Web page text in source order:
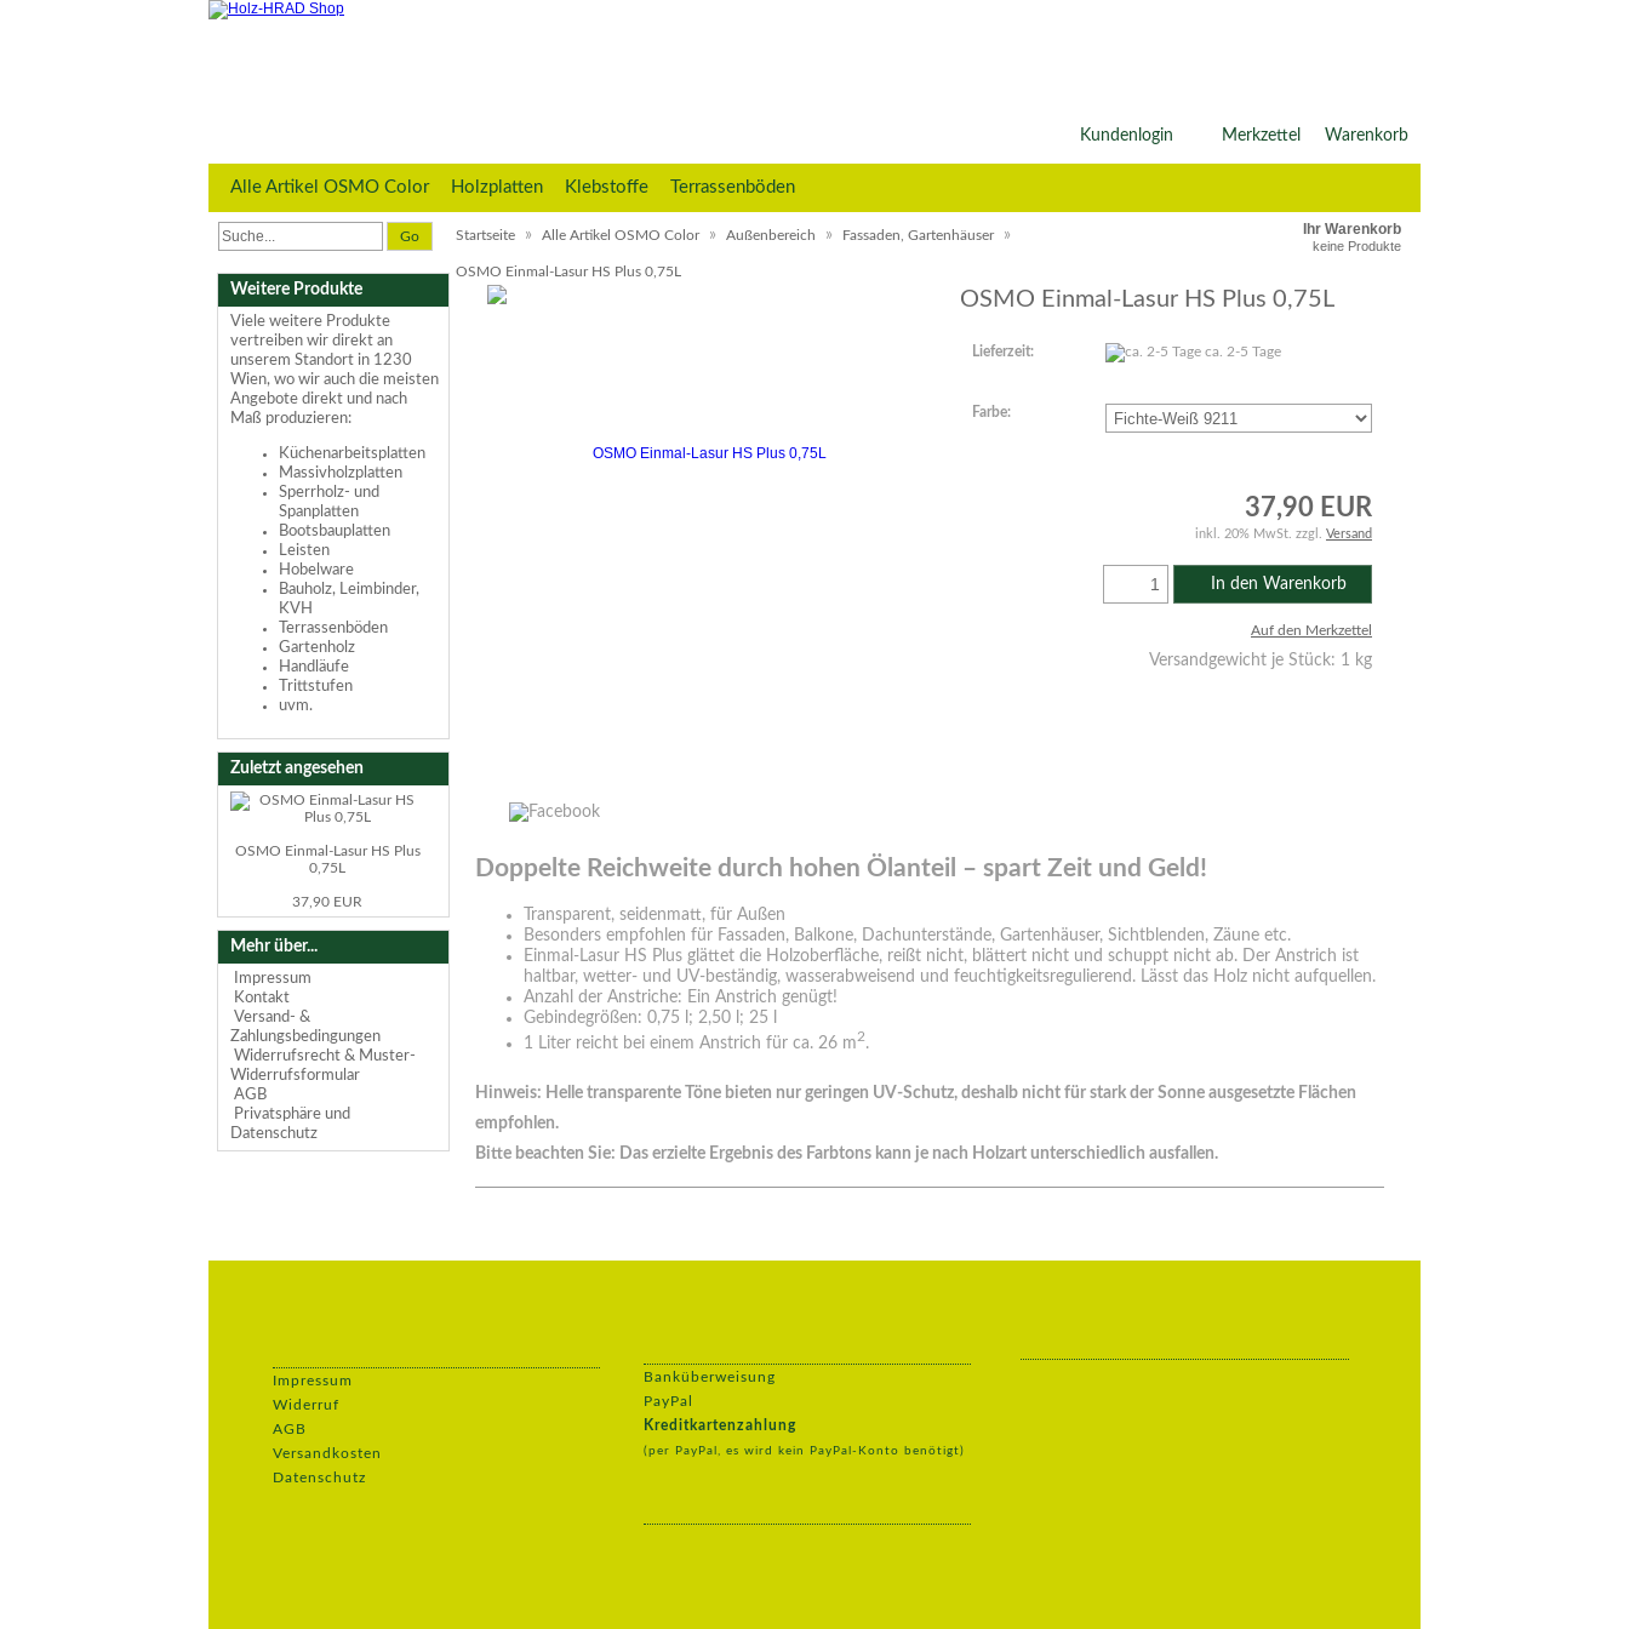
Kundenlogin Merkzettel Warenkorb
Alle Artikel OSMO Color Holzplatten Klebstoffe Terrassenböden
Go Startseite » Alle Artikel OSMO Color » Außenbereich » Fassaden, Gartenhäuser »
OSMO Einmal-Lasur HS Plus 0,75L
Ihr Warenkorb
keine Produkte
OSMO Einmal-Lasur HS Plus 0,75L
Lieferzeit: ca. 2-5 Tage
Farbe:
37,90 EUR
inkl. 20% MwSt. zzgl. Versand
In den Warenkorb
Auf den Merkzettel
Versandgewicht je Stück: 1 kg
Doppelte Reichweite durch hohen Ölanteil – spart Zeit und Geld!
Transparent, seidenmatt, für Außen
Besonders empfohlen für Fassaden, Balkone, Dachunterstände, Gartenhäuser, Sichtblenden, Zäune etc.
Einmal-Lasur HS Plus glättet die Holzoberfläche, reißt nicht, blättert nicht und schuppt nicht ab. Der Anstrich ist
haltbar, wetter- und UV-beständig, wasserabweisend und feuchtigkeitsregulierend. Lässt das Holz nicht aufquellen.
Anzahl der Anstriche: Ein Anstrich genügt!
Gebindegrößen: 0,75 l; 2,50 l; 25 l
1 Liter reicht bei einem Anstrich für ca. 26 m2.
Hinweis: Helle transparente Töne bieten nur geringen UV-Schutz, deshalb nicht für stark der Sonne ausgesetzte Flächen
empfohlen.
Bitte beachten Sie: Das erzielte Ergebnis des Farbtons kann je nach Holzart unterschiedlich ausfallen.
Weitere Produkte
Viele weitere Produkte
vertreiben wir direkt an
unserem Standort in 1230
Wien, wo wir auch die meisten
Angebote direkt und nach
Maß produzieren:
Küchenarbeitsplatten
Massivholzplatten
Sperrholz- und
Spanplatten
Bootsbauplatten
Leisten
Hobelware
Bauholz, Leimbinder,
KVH
Terrassenböden
Gartenholz
Handläufe
Trittstufen
uvm.
Zuletzt angesehen
OSMO Einmal-Lasur HS Plus
0,75L
37,90 EUR
Mehr über...
Impressum
Kontakt
Versand- &
Zahlungsbedingungen
Widerrufsrecht & Muster-
Widerrufsformular
AGB
Privatsphäre und
Datenschutz
Impressum
Widerruf
AGB
Versandkosten
Datenschutz
Banküberweisung
PayPal
Kreditkartenzahlung
(per PayPal, es wird kein PayPal-Konto benötigt)